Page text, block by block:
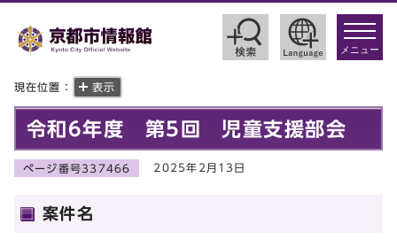
toggle
メニュー
現在位置： 表示
令和6年度 第5回 児童支援部会
ページ番号337466 2025年2月13日
案件名